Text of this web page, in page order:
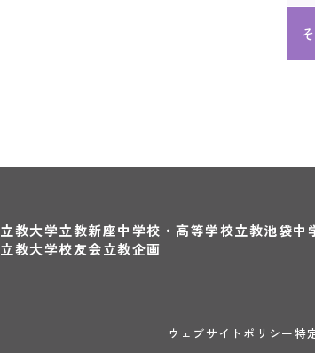
立教大学立教新座中学校・高等学校立教池袋中
立教大学校友会立教企画
ウェブサイトポリシー特